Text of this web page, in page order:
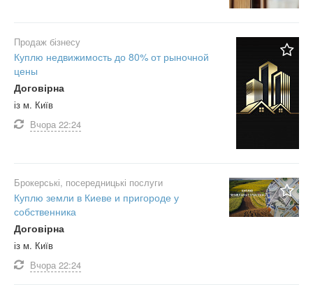
Продаж бізнесу
Куплю недвижимость до 80% от рыночной
цены
Договірна
із м. Київ
Вчора 22:24
Брокерські, посередницькі послуги
Куплю земли в Киеве и пригороде у
собственника
Договірна
із м. Київ
Вчора 22:24